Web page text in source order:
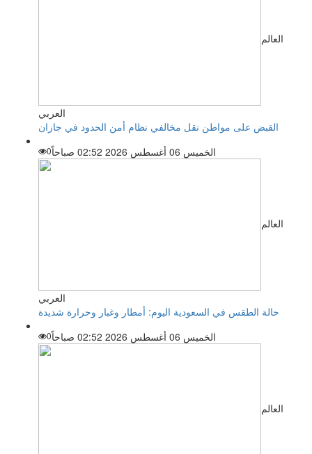
العالم
العربي
القبض على مواطن نقل مخالفي نظام أمن الحدود في جازان
الخميس 06 أغسطس 2026 02:52 صباحاً
0
العالم
العربي
حالة الطقس في السعودية اليوم: أمطار وغبار وحرارة شديدة
الخميس 06 أغسطس 2026 02:52 صباحاً
0
العالم